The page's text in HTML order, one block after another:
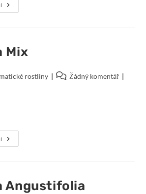
Lavandula
Stoechas
Mix
rostliny
Komentáře
Žádný komentář
Lavandula
Mix
Angustifolia